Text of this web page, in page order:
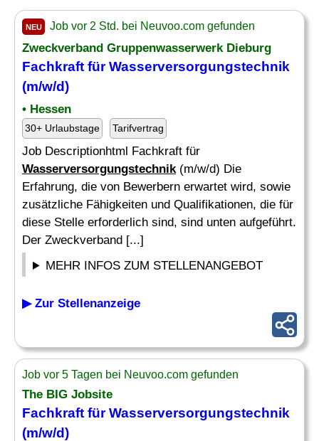
NEU Job vor 2 Std. bei Neuvoo.com gefunden
Zweckverband Gruppenwasserwerk Dieburg
Fachkraft fürWasserversorgungstechnik
(m/w/d)
• Hessen
30+ Urlaubstage Tarifvertrag
Job Descriptionhtml Fachkraft für
Wasserversorgungstechnik(m/w/d) Die
Erfahrung, die von Bewerbern erwartet wird, sowie
zusätzliche Fähigkeiten und Qualifikationen, die für
diese Stelle erforderlich sind, sind unten aufgeführt.
Der Zweckverband [...]
MEHR INFOS ZUM STELLENANGEBOT
▶ Zur Stellenanzeige
Job vor 5 Tagen bei Neuvoo.com gefunden
The BIG Jobsite
Fachkraft fürWasserversorgungstechnik
(m/w/d)